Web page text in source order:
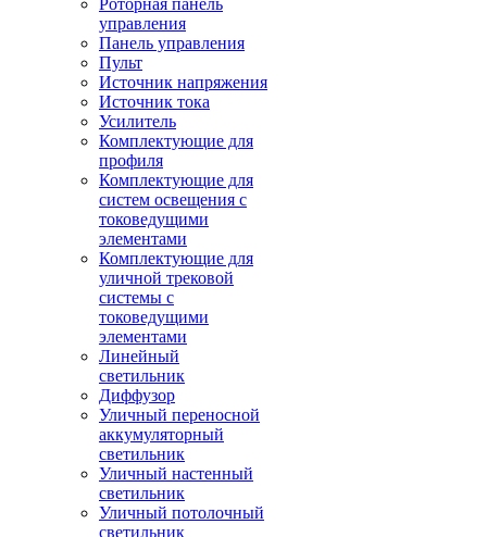
Роторная панель
управления
Панель управления
Пульт
Источник напряжения
Источник тока
Усилитель
Комплектующие для
профиля
Комплектующие для
систем освещения с
токоведущими
элементами
Комплектующие для
уличной трековой
системы с
токоведущими
элементами
Линейный
светильник
Диффузор
Уличный переносной
аккумуляторный
светильник
Уличный настенный
светильник
Уличный потолочный
светильник